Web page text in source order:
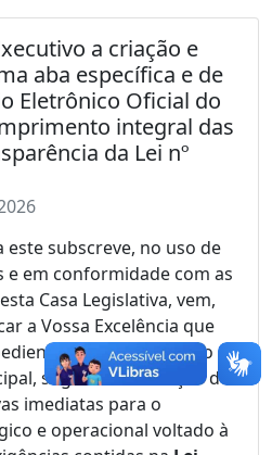
a criação e
aba específica e de
Eletrônico Oficial do
integral das
da Lei nº
este subscreve, no uso de
e em conformidade com as
Casa Legislativa, vem,
a Vossa Excelência que
ao Excelentíssimo
sugerindo a adoção de
imediatas para o
e operacional voltado à